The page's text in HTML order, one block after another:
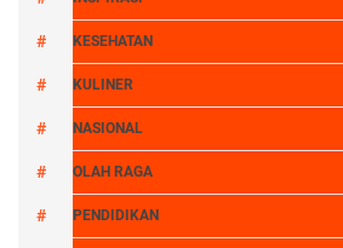
KESEHATAN
KULINER
NASIONAL
OLAH RAGA
PENDIDIKAN